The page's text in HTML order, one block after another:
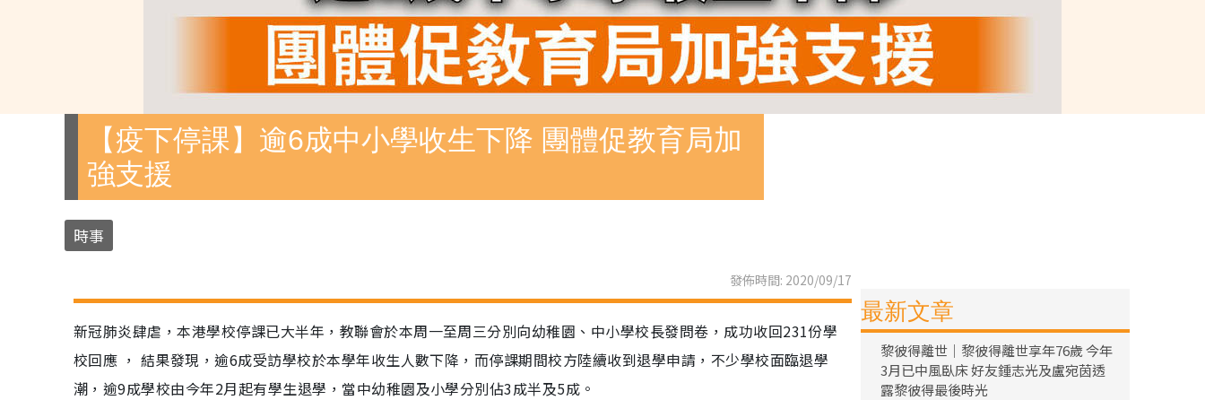
【疫下停課】逾6成中小學收生下降 團體促教育局加
強支援
時事
發佈時間: 2020/09/17
新冠肺炎肆虐，本港學校停課已大半年，教聯會於本周一至周三分別向幼稚園、中小學校長發問卷，成功收回231份學
校回應 ， 結果發現，逾6成受訪學校於本學年收生人數下降，而停課期間校方陸續收到退學申請，不少學校面臨退學
潮，逾9成學校由今年2月起有學生退學，當中幼稚園及小學分別佔3成半及5成。
最新文章
黎彼得離世｜黎彼得離世享年76歲 今年
3月已中風臥床 好友鍾志光及盧宛茵透
露黎彼得最後時光